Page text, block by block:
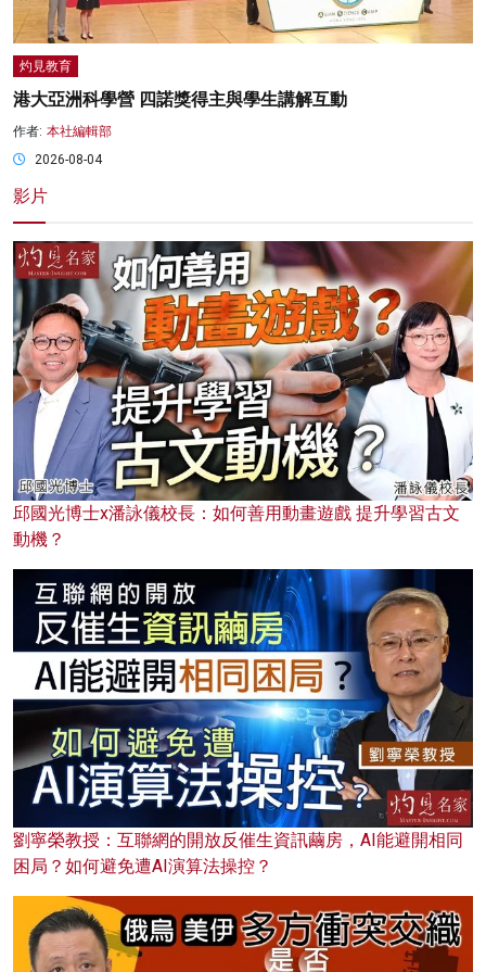
灼見教育
港大亞洲科學營 四諾獎得主與學生講解互動
作者: 本社編輯部
2026-08-04
影片
邱國光博士x潘詠儀校長：如何善用動畫遊戲 提升學習古文
動機？
劉寧榮教授：互聯網的開放反催生資訊繭房，AI能避開相同
困局？如何避免遭AI演算法操控？